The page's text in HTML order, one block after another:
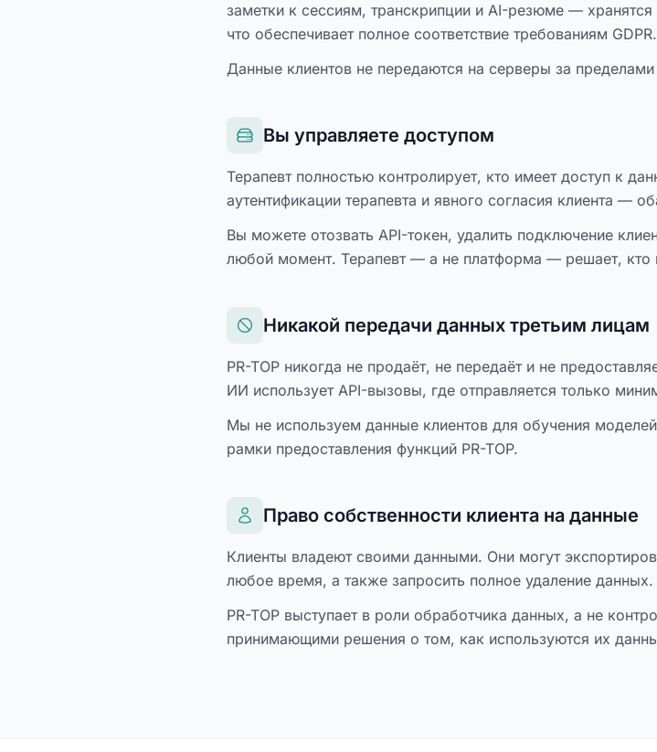
заметки к сессиям, транскрипции и AI-резюме —
что обеспечивает полное соответствие требованиям GDPR.
Данные клиентов не передаются на серверы за
Вы управляете доступом
Терапевт полностью контролирует, кто имеет доступ к
аутентификации терапевта и явного согласия клиента —
Вы можете отозвать API-токен, удалить подключение
любой момент. Терапевт — а не платформа — решает, кто
Никакой передачи данных третьим лицам
PR-TOP никогда не продаёт, не передаёт и не
ИИ использует API-вызовы, где отправляется только
Мы не используем данные клиентов для обучения
рамки предоставления функций PR-TOP.
Право собственности клиента на данные
Клиенты владеют своими данными. Они могут
любое время, а также запросить полное удаление данных.
PR-TOP выступает в роли обработчика данных, а не
принимающими решения о том, как используются их